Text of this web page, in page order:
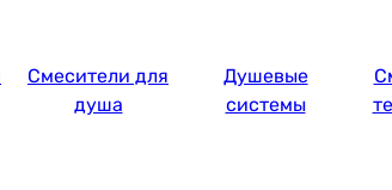
Смесители для
душа
Душевые
системы